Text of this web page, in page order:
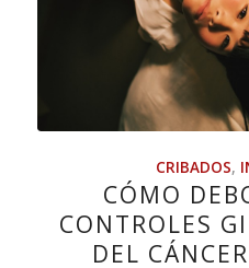
CRIBADOS,
CÓMO
CONTROLES
DEL